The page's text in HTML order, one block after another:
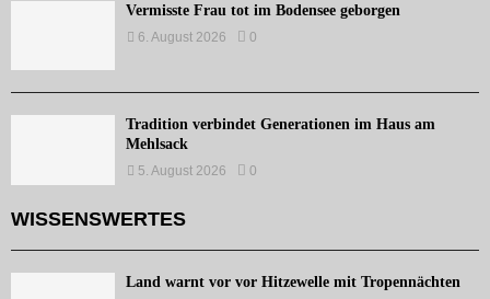
Vermisste Frau tot im Bodensee geborgen
6. August 2026 0
Tradition verbindet Generationen im Haus am
Mehlsack
5. August 2026 0
WISSENSWERTES
Land warnt vor vor Hitzewelle mit Tropennächten